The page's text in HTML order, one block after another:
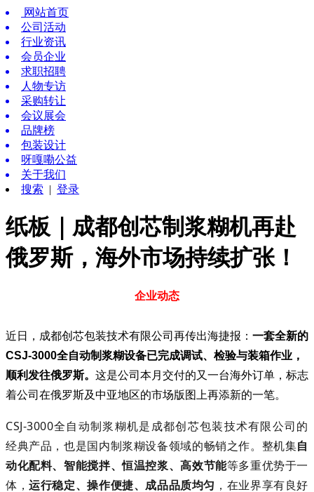
网站首页
公司活动
行业资讯
会员企业
求职招聘
人物专访
采购转让
会议展会
品牌榜
包装设计
呀嘎嘞公益
关于我们
搜索 | 登录
纸板｜成都创芯制浆糊机再赴
俄罗斯，海外市场持续扩张！
企业动态
近日，成都创芯包装技术有限公司再传出海捷报： 一套全新的
CSJ-3000全自动制浆糊设备已完成调试、检验与装箱作业，
顺利发往俄罗斯。 这是公司本月交付的又一台海外订单，标志
着公司在俄罗斯及中亚地区的市场版图上再添新的一笔。
CSJ-3000全自动制浆糊机是成都创芯包装技术有限公司的
经典产品，也是国内制浆糊设备领域的畅销之作。整机集自
动化配料、智能搅拌、恒温控浆、高效节能等多重优势于一
体，运行稳定、操作便捷、成品品质均匀 ，在业界享有良好